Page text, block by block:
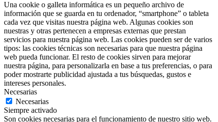
Una cookie o galleta informática es un pequeño archivo de
información que se guarda en tu ordenador, “smartphone” o tableta
cada vez que visitas nuestra página web. Algunas cookies son
nuestras y otras pertenecen a empresas externas que prestan
servicios para nuestra página web. Las cookies pueden ser de varios
tipos: las cookies técnicas son necesarias para que nuestra página
web pueda funcionar. El resto de cookies sirven para mejorar
nuestra página, para personalizarla en base a tus preferencias, o para
poder mostrarte publicidad ajustada a tus búsquedas, gustos e
intereses personales.
Necesarias
Necesarias
Siempre activado
Son cookies necesarias para el funcionamiento de nuestro sitio web.